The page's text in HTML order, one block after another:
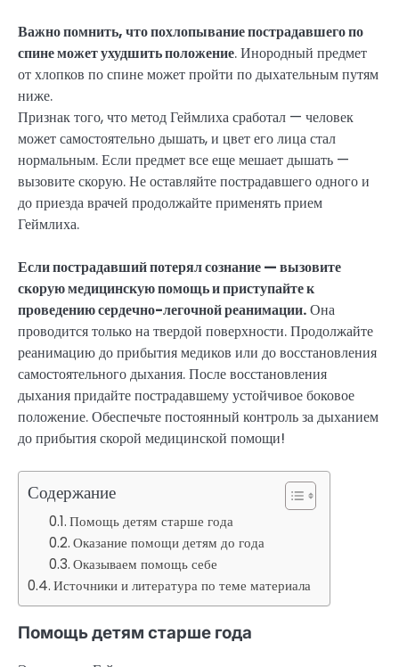
Важно помнить, что похлопывание пострадавшего по
спине может ухудшить положение. Инородный предмет
от хлопков по спине может пройти по дыхательным путям
ниже.
Признак того, что метод Геймлиха сработал — человек
может самостоятельно дышать, и цвет его лица стал
нормальным. Если предмет все еще мешает дышать —
вызовите скорую. Не оставляйте пострадавшего одного и
до приезда врачей продолжайте применять прием
Геймлиха.
Если пострадавший потерял сознание — вызовите
скорую медицинскую помощь и приступайте к
проведению сердечно-легочной реанимации.Она
проводится только на твердой поверхности. Продолжайте
реанимацию до прибытия медиков или до восстановления
самостоятельного дыхания. После восстановления
дыхания придайте пострадавшему устойчивое боковое
положение. Обеспечьте постоянный контроль за дыханием
до прибытия скорой медицинской помощи!
Содержание
Помощь детям старше года
Оказание помощи детям до года
Оказываем помощь себе
Источники и литература по теме материала
Помощь детям старше года